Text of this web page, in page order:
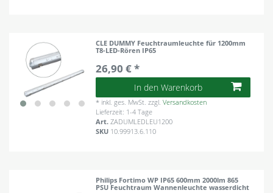
CLE DUMMY Feuchtraumleuchte für 1200mm
T8-LED-Rören IP65
26,90 € *
In den Warenkorb
* inkl. ges. MwSt. zzgl.Versandkosten
Lieferzeit: 1-4 Tage
Art.ZADUMLEDLEU1200
SKU 10.99913.6.110
Philips Fortimo WP IP65 600mm 2000lm 865
PSU Feuchtraum Wannenleuchte wasserdicht